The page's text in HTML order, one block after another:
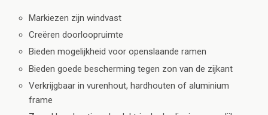
Markiezen zijn windvast
Creëren doorloopruimte
Bieden mogelijkheid voor openslaande ramen
Bieden goede bescherming tegen zon van de zijkant
Verkrijgbaar in vurenhout, hardhouten of aluminium
frame